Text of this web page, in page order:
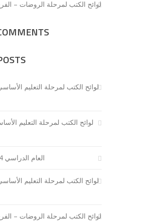
لوائح الكتب لمرحلة الروضات –
العام الدراسي 2024-2025
لوائح الكتب لمرحلة الروضات –